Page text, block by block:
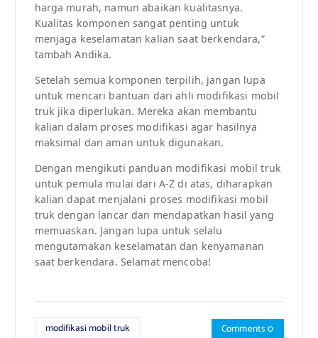
harga murah, namun abaikan kualitasnya.
Kualitas komponen sangat penting untuk
menjaga keselamatan kalian saat berkendara,”
tambah Andika.
Setelah semua komponen terpilih, jangan lupa
untuk mencari bantuan dari ahli modifikasi mobil
truk jika diperlukan. Mereka akan membantu
kalian dalam proses modifikasi agar hasilnya
maksimal dan aman untuk digunakan.
Dengan mengikuti panduan modifikasi mobil truk
untuk pemula mulai dari A-Z di atas, diharapkan
kalian dapat menjalani proses modifikasi mobil
truk dengan lancar dan mendapatkan hasil yang
memuaskan. Jangan lupa untuk selalu
mengutamakan keselamatan dan kenyamanan
saat berkendara. Selamat mencoba!
modifikasi mobil truk Comments 0